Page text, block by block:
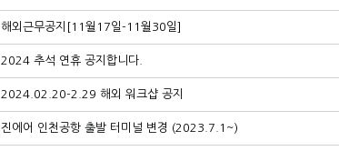
해외근무공지[11월17일-11월30일]
2024 추석 연휴 공지합니다.
2024.02.20-2.29 해외 워크샵 공지
진에어 인천공항 출발 터미널 변경 (2023.7.1~)